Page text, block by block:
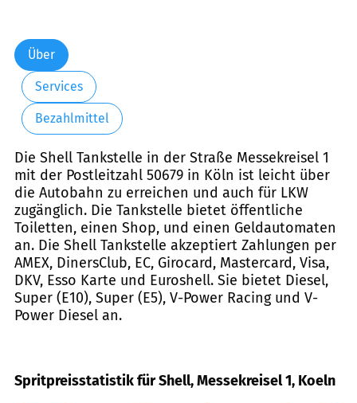
Über
Services
Bezahlmittel
Die Shell Tankstelle in der Straße Messekreisel 1
mit der Postleitzahl 50679 in Köln ist leicht über
die Autobahn zu erreichen und auch für LKW
zugänglich. Die Tankstelle bietet öffentliche
Toiletten, einen Shop, und einen Geldautomaten
an. Die Shell Tankstelle akzeptiert Zahlungen per
AMEX, DinersClub, EC, Girocard, Mastercard, Visa,
DKV, Esso Karte und Euroshell. Sie bietet Diesel,
Super (E10), Super (E5), V-Power Racing und V-
Power Diesel an.
Spritpreisstatistik für Shell, Messekreisel 1, Koeln